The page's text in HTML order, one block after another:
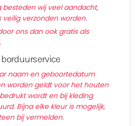
besteden wij veel aandacht,
verzonden worden.
ons dan ook gratis als
naam en geboortedatum
worden geldt voor het houten
wordt en bij kleding
Bijna elke kleur is mogelijk,
bij vermelden.